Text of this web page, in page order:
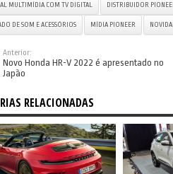
MULTIMÍDIA COM TV DIGITAL DISTRIBUIDOR
DE SOM E ACESSÓRIOS MÍDIA PIONEER
Anterior:
Novo Honda HR-V 2022 é apresentado no
Japão
RELACIONADAS